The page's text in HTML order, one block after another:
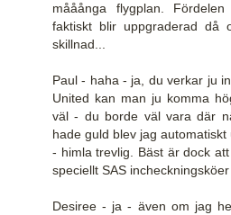
mååånga flygplan.
faktiskt blir uppgraderad då
skillnad...
Paul - haha - ja, du verkar ju
United kan man ju komma
väl - du borde väl vara där
hade guld blev jag
- himla trevlig. Bäst är dock att
speciellt SAS incheckningsköer
Desiree - ja - även om jag